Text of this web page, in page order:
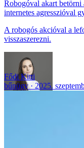
Robogóval akart betörni
internetes agresszióval
A robogós akcióval a
visszaszerezni.
Fődi Kitti
bűnügy
2025.